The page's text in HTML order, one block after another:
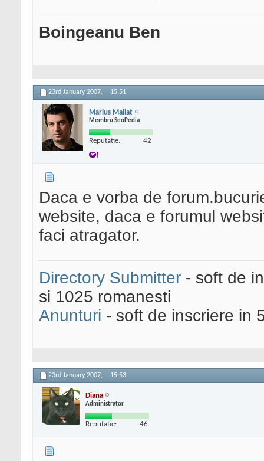
Boingeanu Ben
23rd January 2007, 15:51
Marius Mailat
Membru SeoPedia
Reputatie: 42
Daca e vorba de
website, daca e forumul
faci atragator.
Directory Submitter - soft de
si 1025 romanesti
Anunturi - soft de inscriere in
23rd January 2007, 15:53
Diana
Administrator
Reputatie: 46